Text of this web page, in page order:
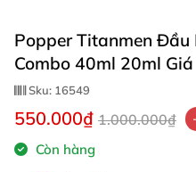
Popper Titanmen Đầu
Combo 40ml 20ml
Sku: 16549
550.000₫ 1.000.000₫
Còn hàng